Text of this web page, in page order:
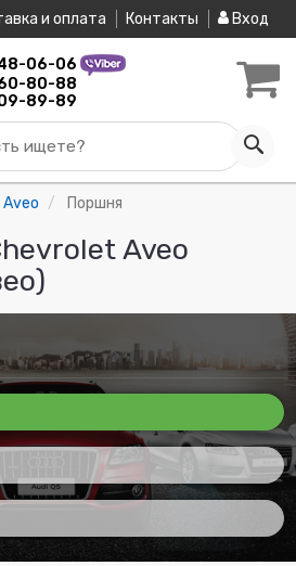
и оплата Контакты Вход
06-06
80-88
89-89
ищете?
Aveo Поршня
Aveo